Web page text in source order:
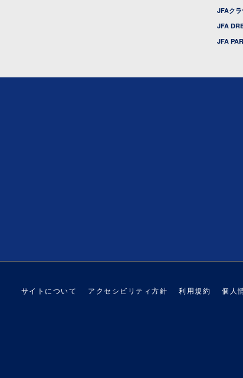
JFAク
JFA
JFA
サイトについて アクセシビリティ方針 利用規約 個人